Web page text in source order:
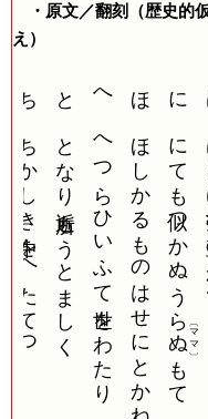
・原文／翻刻（歴史的
え）
に にても似つかぬうら
ぬ〔ママ〕
もて
ほ ほしかるものはせにとかね
へ へつらひいふて世をわたり
と となり近所もうとましく
ち ちかしき中をへたてつゝ